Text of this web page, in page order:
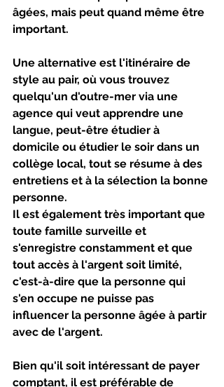
âgées, mais peut quand même être
important.
Une alternative est l'itinéraire de
style au pair, où vous trouvez
quelqu'un d'outre-mer via une
agence qui veut apprendre une
langue, peut-être étudier à
domicile ou étudier le soir dans un
collège local, tout se résume à des
entretiens et à la sélection la bonne
personne.
Il est également très important que
toute famille surveille et
s'enregistre constamment et que
tout accès à l'argent soit limité,
c'est-à-dire que la personne qui
s'en occupe ne puisse pas
influencer la personne âgée à partir
avec de l'argent.
Bien qu'il soit intéressant de payer
comptant, il est préférable de